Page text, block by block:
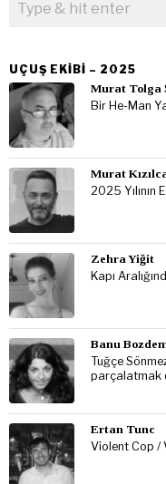
UÇUŞ EKIBI – 2025
Murat Tolga
Bir He-Man
Murat
2025 Yılının
Zehra Yiğit
Kapı
Banu
Tuğçe
parçalatmak
Ertan Tunc
Violent Cop /